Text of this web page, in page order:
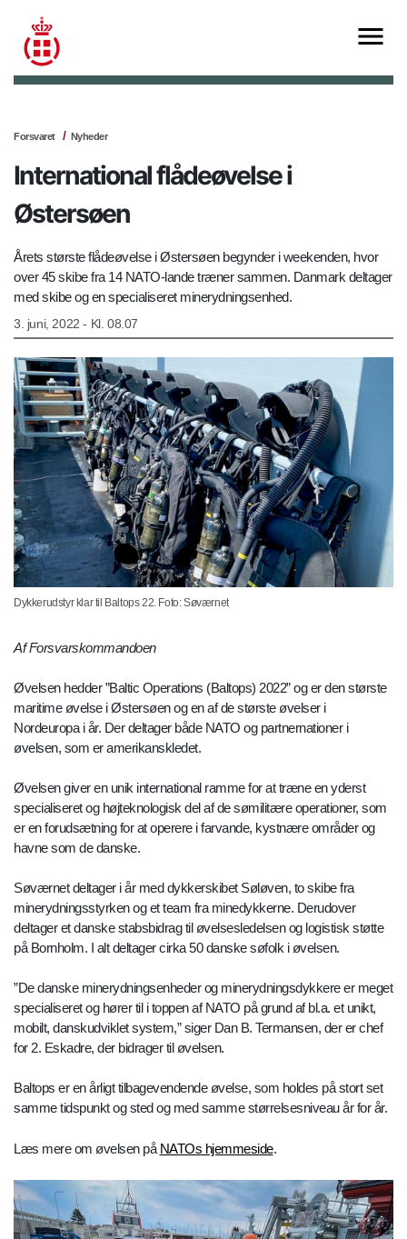
Forsvaret Nyheder
International flådeøvelse i
Østersøen
Årets største flådeøvelse i Østersøen begynder i weekenden, hvor
over 45 skibe fra 14 NATO-lande træner sammen. Danmark deltager
med skibe og en specialiseret minerydningsenhed.
3. juni, 2022 - Kl. 08.07
Dykkerudstyr klar til Baltops 22. Foto: Søværnet
Af Forsvarskommandoen
Øvelsen hedder ”Baltic Operations (Baltops) 2022” og er den største
maritime øvelse i Østersøen og en af de største øvelser i
Nordeuropa i år. Der deltager både NATO og partnernationer i
øvelsen, som er amerikanskledet.
Øvelsen giver en unik international ramme for at træne en yderst
specialiseret og højteknologisk del af de sømilitære operationer, som
er en forudsætning for at operere i farvande, kystnære områder og
havne som de danske.
Søværnet deltager i år med dykkerskibet Søløven, to skibe fra
minerydningsstyrken og et team fra minedykkerne. Derudover
deltager et danske stabsbidrag til øvelsesledelsen og logistisk støtte
på Bornholm. I alt deltager cirka 50 danske søfolk i øvelsen.
”De danske minerydningsenheder og minerydningsdykkere er meget
specialiseret og hører til i toppen af NATO på grund af bl.a. et unikt,
mobilt, danskudviklet system,” siger Dan B. Termansen, der er chef
for 2. Eskadre, der bidrager til øvelsen.
Baltops er en årligt tilbagevendende øvelse, som holdes på stort set
samme tidspunkt og sted og med samme størrelsesniveau år for år.
Læs mere om øvelsen på NATOs hjemmeside.